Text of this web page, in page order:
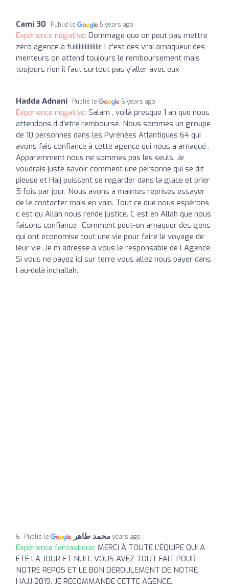
Cami 30 Publié le 5 years ago
Expérience négative: Dommage que on peut pas mettre
zéro agence à fuiiiiiiiiiiiiiiiir ! c'est des vrai arnaqueur des
menteurs on attend toujours le remboursement mais
toujours rien il faut surtout pas y'aller avec eux
Hadda Adnani Publié le 6 years ago
Expérience négative: Salam , voilà presque 1 an que nous
attendons d d'etre remboursé. Nous sommes un groupe
de 10 personnes dans les Pyrénées Atlantiques 64 qui
avons fais confiance à cette agence qui nous a arnaqué .
Apparemment nous ne sommes pas les seuls. Je
voudrais juste savoir comment une personne qui se dit
pieuse et Hajj puissent se regarder dans la glace et prier
5 fois par jour. Nous avons à maintes reprises essayer
de le contacter mais en vain. Tout ce que nous espérons
c est qu Allah nous rende justice. C est en Allah que nous
faisons confiance . Comment peut-on arnaquer des gens
qui ont économise tout une vie pour faire le voyage de
leur vie .Je m adresse à vous le responsable de l Agence.
Si vous ne payez ici sur terre vous allez nous payer dans
l au-delà inchallah.
محمد طاهر Publié le 6 years ago
Expérience fantastique: MERCI À TOUTE L'ÉQUIPE QUI A
ÉTÉ LÀ JOUR ET NUIT. VOUS AVEZ TOUT FAIT POUR
NOTRE REPOS ET LE BON DÉROULEMENT DE NOTRE
HAJJ 2019. JE RECOMMANDE CETTE AGENCE.